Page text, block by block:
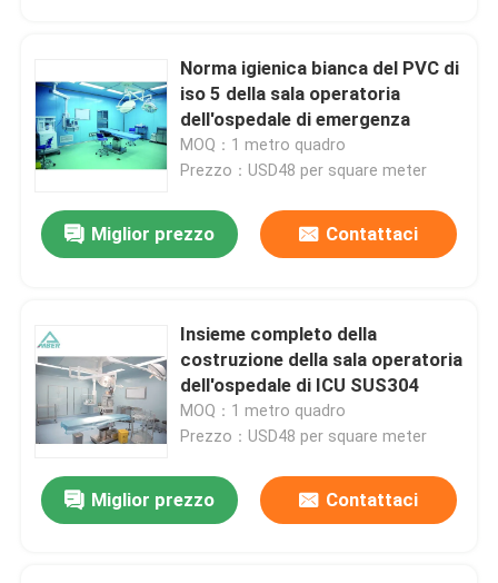
Norma igienica bianca del PVC di
iso 5 della sala operatoria
dell'ospedale di emergenza
MOQ：1 metro quadro
Prezzo：USD48 per square meter
Miglior prezzo Contattaci
Insieme completo della
costruzione della sala operatoria
dell'ospedale di ICU SUS304
MOQ：1 metro quadro
Prezzo：USD48 per square meter
Miglior prezzo Contattaci